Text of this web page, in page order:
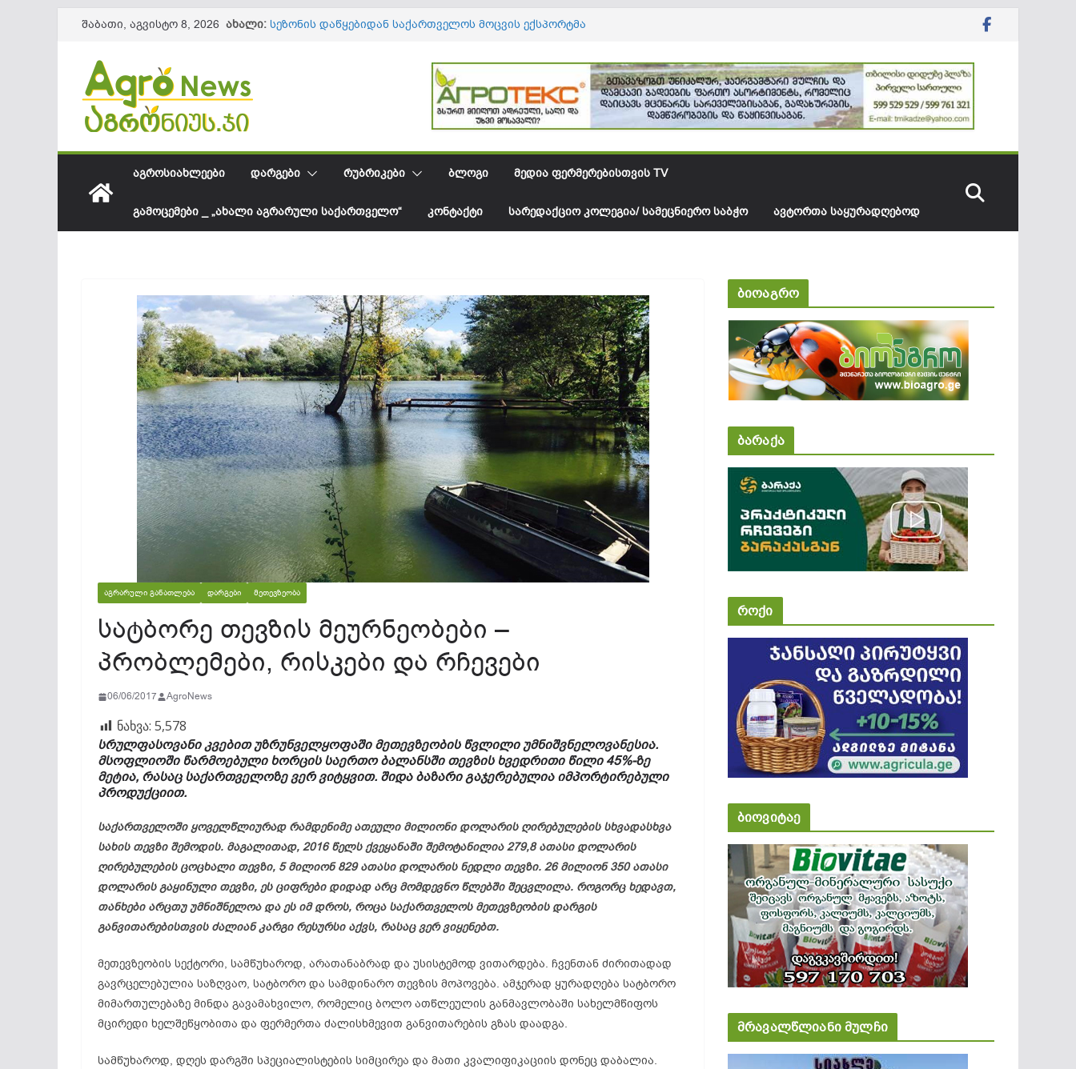
content
შაბათი, აგვისტო 8, 2026 ახალი: საქართველოში ავოკადოს იმპორტი იზრდება, ხოლო
61,8 მილიონ დოლარს გადააჭარბა
ლაგოდეხის მუნიციპალიტეტში სამელიორაციო
ინფრასტრუქტურის მოწესრიგება გრძელდება
წიწაკის იმპორტი _ დაკარგული შესაძლებლობა
ქართული ფერმერებისთვის?
სოკოვანი დაავადებაა თუ საკვები ელემენტის
დეფიციტი? – როგორ გავარჩიოთ ერთმანეთისგან
ᲐᲒᲠᲝᲡᲘᲐᲮᲚᲔᲔᲑᲘ ᲓᲐᲠᲒᲔᲑᲘ ᲠᲣᲑᲠᲘᲙᲔᲑᲘ ᲑᲚᲝᲒᲘ ᲛᲔᲓᲘᲐ ᲤᲔᲠᲛᲔᲠᲔᲑᲘᲡᲗᲕᲘᲡ TV
ᲒᲐᲛᲝᲪᲔᲛᲔᲑᲘ _ „ᲐᲮᲐᲚᲘ ᲐᲒᲠᲐᲠᲣᲚᲘ ᲡᲐᲥᲐᲠᲗᲕᲔᲚᲝ“ ᲙᲝᲜᲢᲐᲥᲢᲘ ᲡᲐᲠᲔᲓᲐᲥᲪᲘᲝ ᲙᲝᲚᲔᲒᲘᲐ/ ᲡᲐᲛᲔᲪᲜᲘᲔᲠᲝ ᲡᲐᲑᲭᲝ ᲐᲕᲢᲝᲠᲗᲐ ᲡᲐᲧᲣᲠᲐᲓᲦᲔᲑᲝᲓ
ᲐᲒᲠᲐᲠᲣᲚᲘ ᲒᲐᲜᲐᲗᲚᲔᲑᲐ ᲓᲐᲠᲒᲔᲑᲘ ᲛᲔᲗᲔᲕᲖᲔᲝᲑᲐ
სატბორე თევზის მეურნეობები –
პრობლემები, რისკები და რჩევები
06/06/2017 AgroNews
ნახვა: 5,578
სრულფასოვანი კვებით უზრუნველყოფაში მეთევზეობის წვლილი უმნიშვნელოვანესია.
მსოფლიოში წარმოებული ხორცის საერთო ბალანსში თევზის ხვედრითი წილი 45%-ზე
მეტია, რასაც საქართველოზე ვერ ვიტყვით. შიდა ბაზარი გაჯერებულია იმპორტირებული
პროდუქციით.
საქართველოში ყოველწლიურად რამდენიმე ათეული მილიონი დოლარის ღირებულების სხვადასხვა
სახის თევზი შემოდის. მაგალითად, 2016 წელს ქვეყანაში შემოტანილია 279,8 ათასი დოლარის
ღირებულების ცოცხალი თევზი, 5 მილიონ 829 ათასი დოლარის ნედლი თევზი. 26 მილიონ 350 ათასი
დოლარის გაყინული თევზი, ეს ციფრები დიდად არც მომდევნო წლებში შეცვლილა. როგორც ხედავთ,
თანხები არცთუ უმნიშნელოა და ეს იმ დროს, როცა საქართველოს მეთევზეობის დარგის
განვითარებისთვის ძალიან კარგი რესურსი აქვს, რასაც ვერ ვიყენებთ.
მეთევზეობის სექტორი, სამწუხაროდ, არათანაბრად და უსისტემოდ ვითარდება. ჩვენთან ძირითადად
გავრცელებულია საზღვაო, სატბორო და სამდინარო თევზის მოპოვება. ამჯერად ყურადღება სატბორო
მიმართულებაზე მინდა გავამახვილო, რომელიც ბოლო ათწლეულის განმავლობაში სახელმწიფოს
მცირედი ხელშეწყობითა და ფერმერთა ძალისხმევით განვითარების გზას დაადგა.
სამწუხაროდ, დღეს დარგში სპეციალისტების სიმცირეა და მათი კვალიფიკაციის დონეც დაბალია.
ბიოაგრო
ბარაქა
როქი
ბიოვიტაე
მრავალწლიანი მულჩი